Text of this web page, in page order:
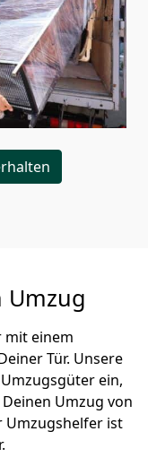
Umzug
mit einem
Tür. Unsere
ein,
Umzug von
Umzugshelfer ist